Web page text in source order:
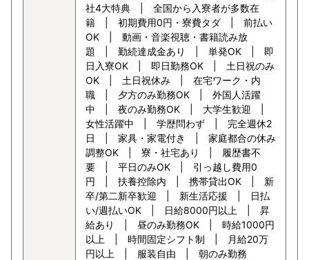
社4大特典 | 全国から入寮者が多数在
籍 | 初期費用0円・寮費タダ | 前払い
OK | 動画・音楽視聴・書籍読み放
題 | 勤続達成金あり | 単発OK | 即
日入寮OK | 即日勤務OK | 土日祝のみ
OK | 土日祝休み | 在宅ワーク・内
職 | 夕方のみ勤務OK | 外国人活躍
中 | 夜のみ勤務OK | 大学生歓迎 |
女性活躍中 | 学歴問わず | 完全週休2
日 | 家具・家電付き | 家庭都合の休み
調整OK | 寮・社宅あり | 履歴書不
要 | 平日のみOK | 引っ越し費用0
円 | 扶養控除内 | 携帯貸出OK | 新
卒/第二新卒歓迎 | 新生活応援 | 日払
い/週払いOK | 日給8000円以上 | 昇
給あり | 昼のみ勤務OK | 時給1000円
以上 | 時間固定シフト制 | 月給20万
円以上 | 服装自由 | 朝のみ勤務